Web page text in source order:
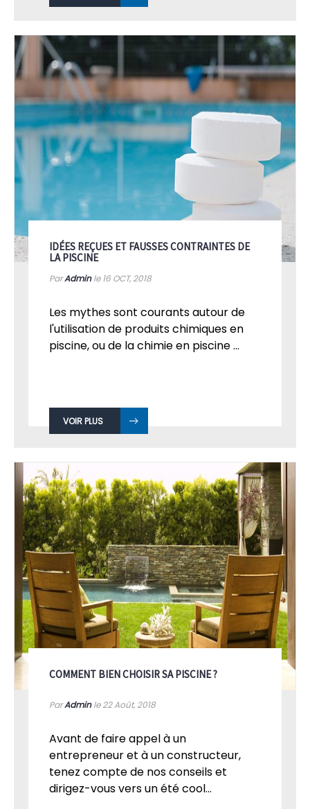
IDÉES REÇUES ET FAUSSES CONTRAINTES DE
LA PISCINE
ParAdminle 16 OCT, 2018
Les mythes sont courants autour de
l'utilisation de produits chimiques en
piscine, ou de la chimie en piscine ...
VOIR PLUS
COMMENT BIEN CHOISIR SA PISCINE ?
ParAdminle 22Août, 2018
Avant de faire appel à un
entrepreneur et à un constructeur,
tenez compte de nos conseils et
dirigez-vous vers un été cool...